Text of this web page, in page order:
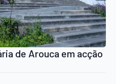
de Arouca em acção